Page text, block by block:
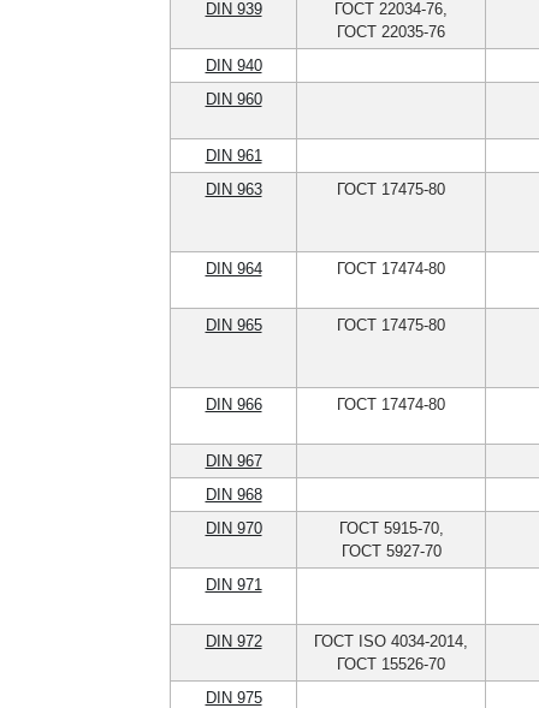
DIN 939
ГОСТ 22034-76,
ГОСТ 22035-76
DIN 940
DIN 960
DIN 961
DIN 963
ГОСТ 17475-80
DIN 964 ГОСТ 17474-80
DIN 965
ГОСТ 17475-80
DIN 966 ГОСТ 17474-80
DIN 967
DIN 968
DIN 970
ГОСТ 5915-70,
ГОСТ 5927-70
DIN 971
DIN 972
ГОСТ ISO 4034-2014,
ГОСТ 15526-70
DIN 975